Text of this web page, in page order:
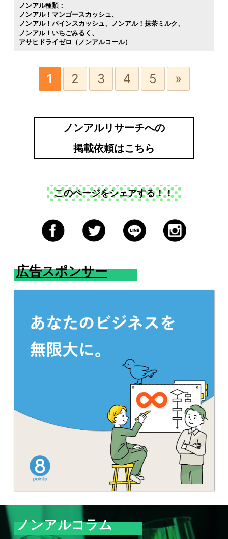
ノンアル種類：
ノンアル！マンゴースカッシュ
ノンアル！パインスカッシュ
ノンアル！抹茶ミルク
ノンアル！いちごみるく
アサヒドライゼロ（ノンアルコール）
1 2 3 4 5 »
ノンアルリサーチへの
掲載依頼はこちら
このページをシェアする！！
広告スポンサー
ノンアルコラム